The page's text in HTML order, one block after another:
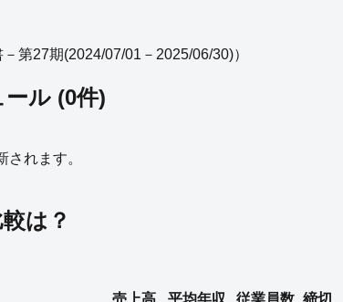
第27期(2024/07/01－2025/06/30)）
ール (0件)
れます。
は？
売上高 平均年収 従業員数 締切